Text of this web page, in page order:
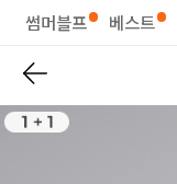
썸머블프 베스트